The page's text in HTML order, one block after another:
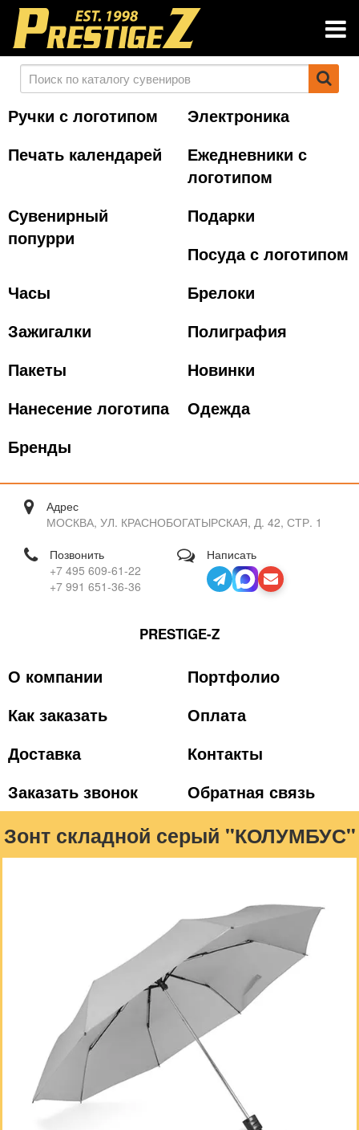
Ручки с логотипом
Электроника
Печать календарей
Ежедневники с
логотипом
Сувенирный
попурри
Подарки
Посуда с логотипом
Часы
Брелоки
Зажигалки
Полиграфия
Пакеты
Новинки
Нанесение логотипа
Одежда
Бренды
Адрес
МОСКВА, УЛ. КРАСНОБОГАТЫРСКАЯ, Д. 42, СТР. 1
Позвонить
+7 495 609-61-22
+7 991 651-36-36
Написать
PRESTIGE-Z
О компании
Портфолио
Как заказать
Оплата
Доставка
Контакты
Заказать звонок
Обратная связь
Зонт складной серый "КОЛУМБУС"